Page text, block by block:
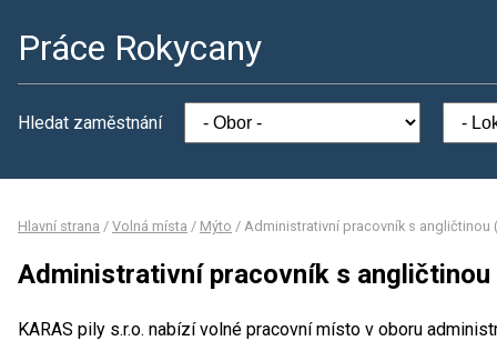
Práce Rokycany
Hledat zaměstnání
Hlavní strana / Volná místa / Mýto / Administrativní pracovník s angličtinou
Administrativní pracovník s angličtinou
KARAS pily s.r.o. nabízí volné pracovní místo v oboru